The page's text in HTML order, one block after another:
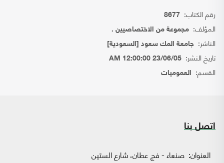
رقم الكتاب: 8677
المؤلف: مجموعة من الاختصاصيين .
الناشر: جامعة المك سعود [السعودية]
تاريخ النشر: 23/06/05 12:00:00 AM
القسم: العموميات
اتصل بنا
العنوان: صنعاء - فج عطان، شارع الستين